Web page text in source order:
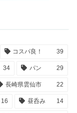
コスパ良！ 39
34 パン 29
長崎県雲仙市 22
16 昼呑み 14